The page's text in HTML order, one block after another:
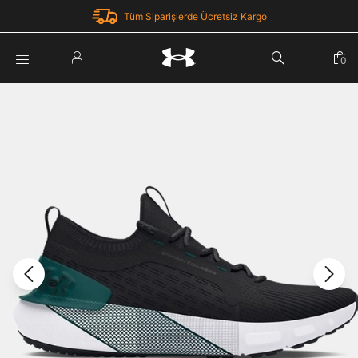
Tüm Siparişlerde Ücretsiz Kargo
Şifremi Unuttum
Giriş Yap
Under Armour'da yeni misiniz?Kayıt Ol
Üye Olmadan Devam Et
0
Parola Yenileme
Parolayı Yenile
Giriş Sayfasına Dön
Zaten hesabın var mı? Giriş yap